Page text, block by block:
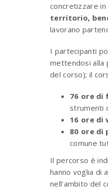
concretizzare
territorio,
lavorano
I partecipanti
mettendosi alla
del corso); il
76 ore di
strumenti
16 ore di
80 ore di
comune
Il percorso è
hanno voglia di
nell’ambito del